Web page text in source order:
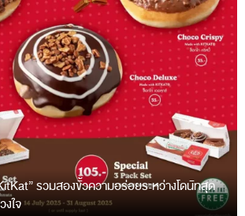
รวมสองขั้วความอร่อยระหว่างโดนัทสุด
งใจ